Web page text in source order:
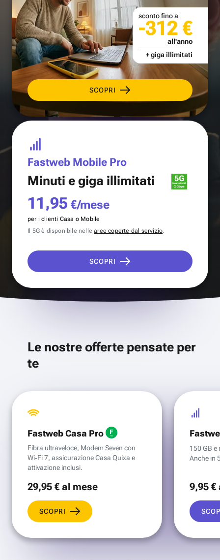
SCOPRI
sconto fino a
-312 €
all'anno
+ giga illimitati
Fastweb Mobile Pro
Minuti e giga illimitati
11,95 €/mese
per i clienti Casa o Mobile
Il 5G è disponibile nellearee coperte dal servizio.
SCOPRI
Le nostre offerte pensate per
te
Fastweb Casa Pro
Fibra ultraveloce, Modem Seven con
Wi‑Fi 7, assicurazione Casa Quixa e
attivazione inclusi.
29,95 €al mese
SCOPRI
150 GB e
Anche in
9,95 €